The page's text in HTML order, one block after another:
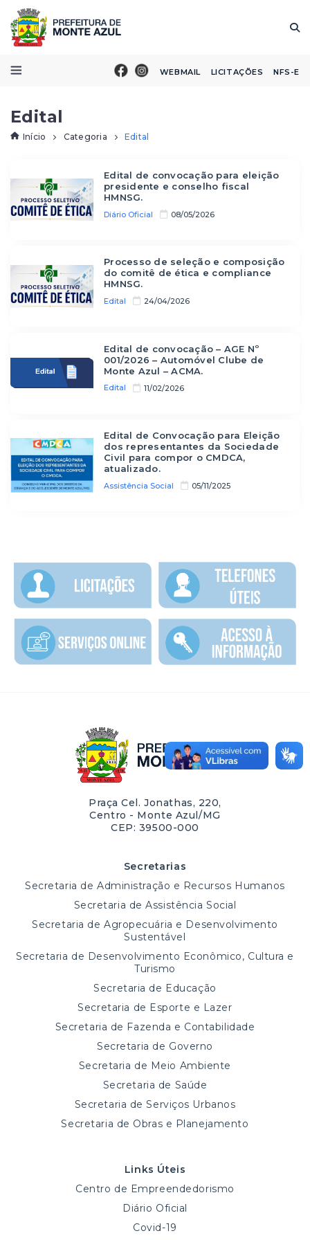
WEBMAIL LICITAÇÕES NFS-E
Edital
Início Categoria Edital
Diário Oficial 08/05/2026
Edital de convocação para eleição
presidente e conselho fiscal
HMNSG.
Edital 24/04/2026
Processo de seleção e composição
do comitê de ética e compliance
HMNSG.
Edital 11/02/2026
Edital de convocação – AGE Nº
001/2026 – Automóvel Clube de
Monte Azul – ACMA.
Assistência Social 05/11/2025
Edital de Convocação para Eleição
dos representantes da Sociedade
Civil para compor o CMDCA,
atualizado.
Praça Cel. Jonathas, 220,
Centro - Monte Azul/MG
CEP: 39500-000
Secretarias
Secretaria de Administração e Recursos Humanos
Secretaria de Assistência Social
Secretaria de Agropecuária e Desenvolvimento
Sustentável
Secretaria de Desenvolvimento Econômico, Cultura e
Turismo
Secretaria de Educação
Secretaria de Esporte e Lazer
Secretaria de Fazenda e Contabilidade
Secretaria de Governo
Secretaria de Meio Ambiente
Secretaria de Saúde
Secretaria de Serviços Urbanos
Secretaria de Obras e Planejamento
Links Úteis
Centro de Empreendedorismo
Diário Oficial
Covid-19